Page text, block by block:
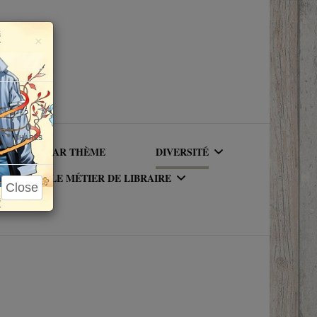
LIRE PAR THÈME DIVERSITÉ
AUTEURICES RACISÉ(E)S
PERSONNAGES RACISÉS
LE MÉTIER DE LIBRAIRE
×
0
SHARES
Close